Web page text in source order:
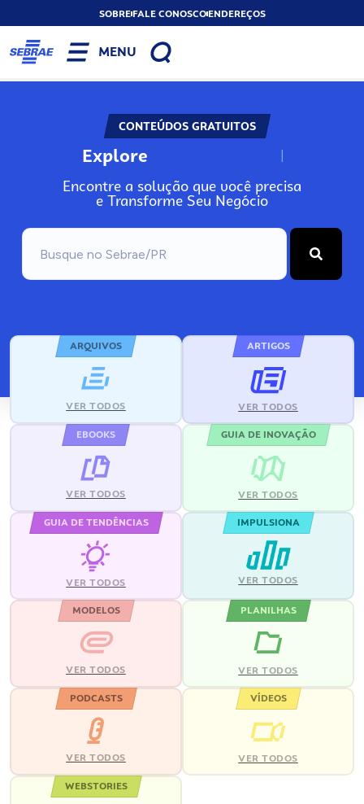
SOBREFALE CONOSCOENDEREÇOS
MENU
CONTEÚDOS GRATUITOS
Explore N
Encontre a solução que você precisa
e Transforme Seu Negócio
ARQUIVOS
VER TODOS
ARTIGOS
VER TODOS
EBOOKS
VER TODOS
GUIA DE INOVAÇÃO
VER TODOS
GUIA DE TENDÊNCIAS
VER TODOS
IMPULSIONA
VER TODOS
MODELOS
VER TODOS
PLANILHAS
VER TODOS
PODCASTS
VER TODOS
VÍDEOS
VER TODOS
WEBSTORIES